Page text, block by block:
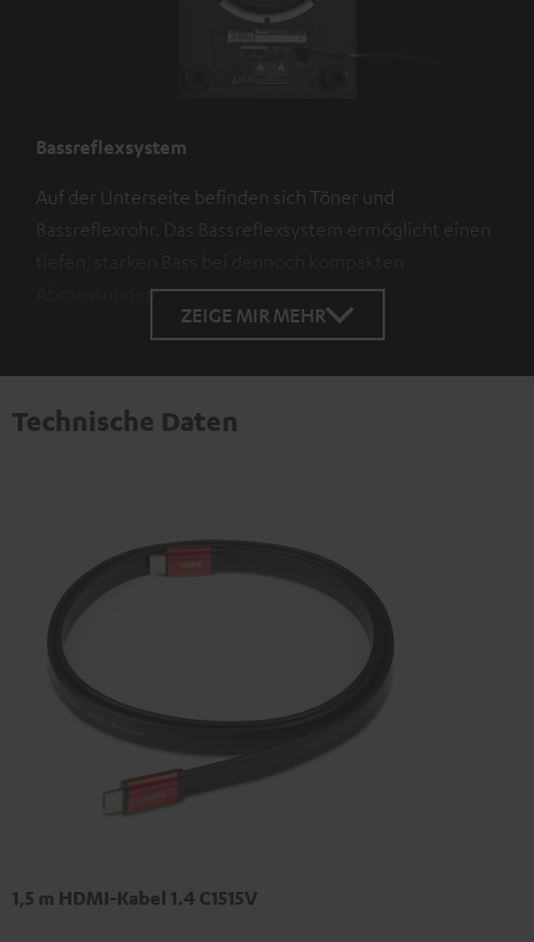
Bassreflexsystem
Auf der Unterseite befinden sich Töner und
Bassreflexrohr. Das Bassreflexsystem ermöglicht einen
Abmessungen.
ZEIGE MIR MEHR
Technische Daten
1,5 m HDMI-Kabel 1.4 C1515V